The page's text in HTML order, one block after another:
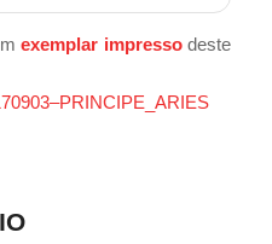
exemplar impressodeste